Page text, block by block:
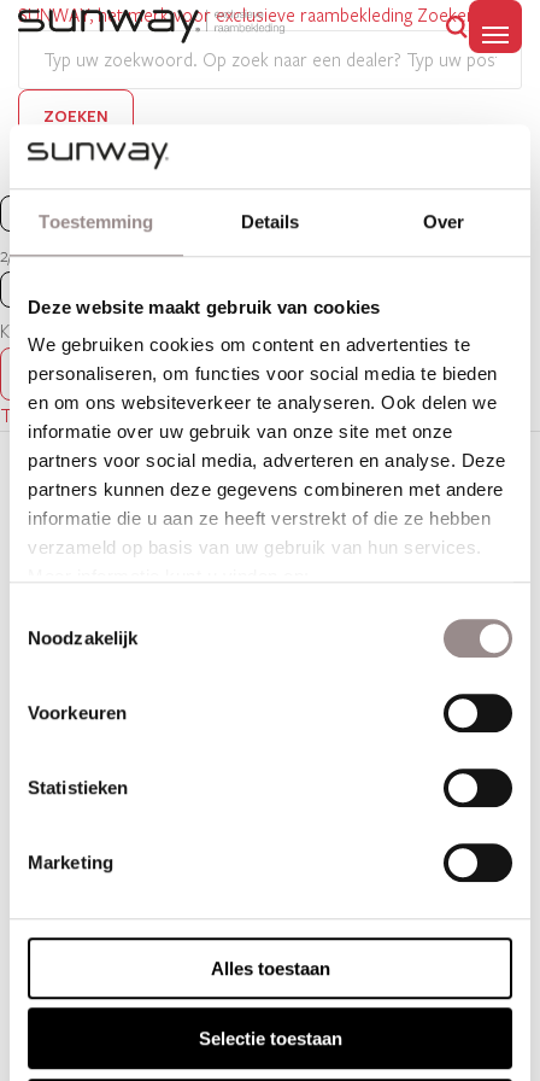
Toestemming Details Over
Deze website maakt gebruik van cookies
We gebruiken cookies om content en advertenties te
personaliseren, om functies voor social media te bieden
en om ons websiteverkeer te analyseren. Ook delen we
informatie over uw gebruik van onze site met onze
partners voor social media, adverteren en analyse. Deze
partners kunnen deze gegevens combineren met andere
informatie die u aan ze heeft verstrekt of die ze hebben
verzameld op basis van uw gebruik van hun services.
Noodzakelijk
Voorkeuren
Statistieken
Marketing
Alles toestaan
Selectie toestaan
SUNWAY, het merk voor exclusieve raambekleding Zoeken
Menu
2/10
Klassiek
MEER INFORMATIE
SHOWROOMS
Terug naar het overzicht
Onze collectie
Duo rolgordijnen Duette® shades
Horizontale jaloezieën
Plissé gordijnen
Op de hoogte blijven van het laatste nieuws en aanbiedingen? Schrijf u dan